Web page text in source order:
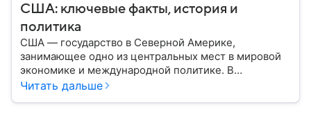
США: ключевые факты, история и
политика
США — государство в Северной Америке,
занимающее одно из центральных мест в мировой
экономике и международной политике. В
материале — основные сведения об этой стране.
Читать дальше